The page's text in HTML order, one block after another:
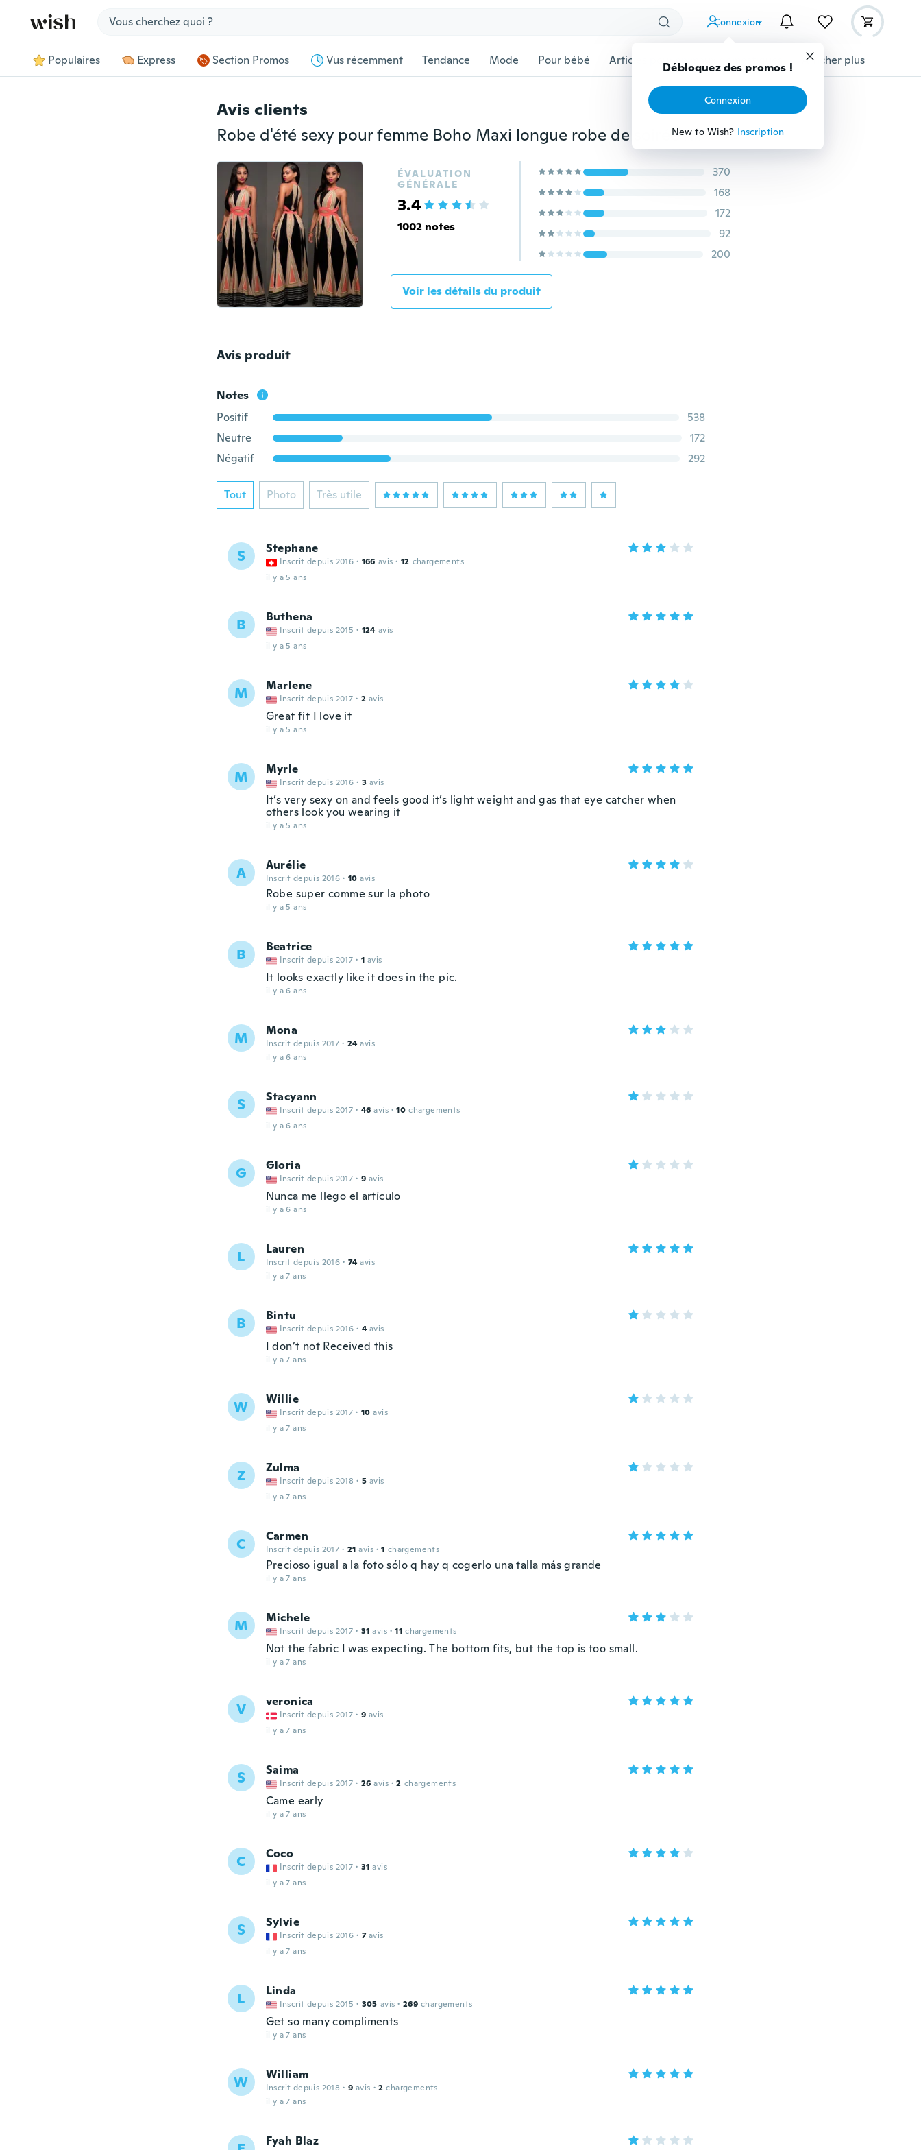
Connexion
Débloquez des promos !
Connexion
New to Wish? Inscription
Populaires Express Section Promos Vus récemment Tendance Mode Pour bébé Articles pour animaux domestiques Afficher plus
Avis clients
Robe d'été sexy pour femme Boho Maxi longue robe de soirée robe de plage robe d'été
ÉVALUATION
GÉNÉRALE
3.4
1002 notes
370
168
172
92
200
Voir les détails du produit
Avis produit
Notes
Positif
538
Neutre
172
Négatif
292
Tout Photo Très utile
S Stephane
Inscrit depuis 2016 · 166 avis · 12 chargements
il y a 5 ans
B Buthena
Inscrit depuis 2015 · 124 avis
il y a 5 ans
M Marlene
Inscrit depuis 2017 · 2 avis
Great fit I love it
il y a 5 ans
M Myrle
Inscrit depuis 2016 · 3 avis
It’s very sexy on and feels good it’s light weight and gas that eye catcher when
others look you wearing it
il y a 5 ans
A Aurélie
Inscrit depuis 2016 · 10 avis
Robe super comme sur la photo
il y a 5 ans
B Beatrice
Inscrit depuis 2017 · 1 avis
It looks exactly like it does in the pic.
il y a 6 ans
M Mona
Inscrit depuis 2017 · 24 avis
il y a 6 ans
S Stacyann
Inscrit depuis 2017 · 46 avis · 10 chargements
il y a 6 ans
G Gloria
Inscrit depuis 2017 · 9 avis
Nunca me llego el artículo
il y a 6 ans
L Lauren
Inscrit depuis 2016 · 74 avis
il y a 7 ans
B Bintu
Inscrit depuis 2016 · 4 avis
I don’t not Received this
il y a 7 ans
W Willie
Inscrit depuis 2017 · 10 avis
il y a 7 ans
Z Zulma
Inscrit depuis 2018 · 5 avis
il y a 7 ans
C Carmen
Inscrit depuis 2017 · 21 avis · 1 chargements
Precioso igual a la foto sólo q hay q cogerlo una talla más grande
il y a 7 ans
M Michele
Inscrit depuis 2017 · 31 avis · 11 chargements
Not the fabric I was expecting. The bottom fits, but the top is too small.
il y a 7 ans
V veronica
Inscrit depuis 2017 · 9 avis
il y a 7 ans
S Saima
Inscrit depuis 2017 · 26 avis · 2 chargements
Came early
il y a 7 ans
C Coco
Inscrit depuis 2017 · 31 avis
il y a 7 ans
S Sylvie
Inscrit depuis 2016 · 7 avis
il y a 7 ans
L Linda
Inscrit depuis 2015 · 305 avis · 269 chargements
Get so many compliments
il y a 7 ans
W William
Inscrit depuis 2018 · 9 avis · 2 chargements
il y a 7 ans
Fyah Blaz